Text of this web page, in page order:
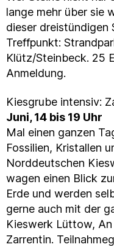
lange mehr über sie
dieser dreistündigen
Treffpunkt:
Klütz/Steinbeck. 25
Anmeldung.
Kiesgrube intensiv:
Juni, 14 bis 19 Uhr
Mal einen ganzen
Fossilien, Kristallen
Norddeutschen
wagen einen Blick
Erde und werden
gerne auch mit der
Kieswerk Lüttow,
Zarrentin.